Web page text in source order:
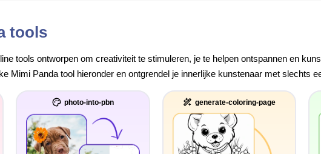
tools
tools ontworpen om creativiteit te stimuleren, je te helpen ontspannen en
Mimi Panda tool hieronder en ontgrendel je innerlijke kunstenaar met slechts
photo-into-pbn generate-coloring-page